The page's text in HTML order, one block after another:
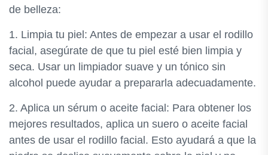
de belleza:
1. Limpia tu piel: Antes de empezar a usar el rodillo
facial, asegúrate de que tu piel esté bien limpia y
seca. Usar un limpiador suave y un tónico sin
alcohol puede ayudar a prepararla adecuadamente.
2. Aplica un sérum o aceite facial: Para obtener los
mejores resultados, aplica un suero o aceite facial
antes de usar el rodillo facial. Esto ayudará a que la